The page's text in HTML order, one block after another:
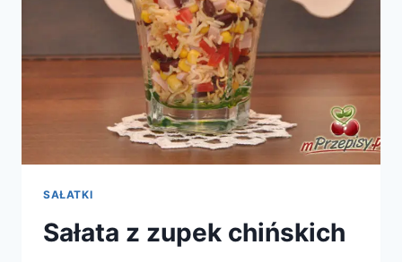
SAŁATKI
Sałata z zupek chińskich